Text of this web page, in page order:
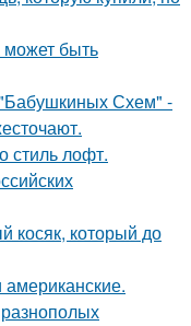
быть
"Бабушкиных Схем" -
стиль лофт.
косяк, который до